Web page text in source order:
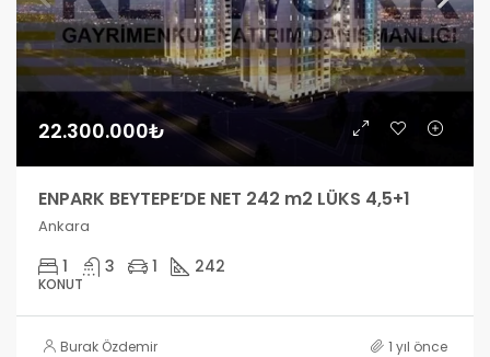
22.300.000₺
ENPARK BEYTEPE’DE NET 242 m2 LÜKS 4,5+1
Ankara
1 3 1 242
KONUT
Burak Özdemir 1 yıl önce